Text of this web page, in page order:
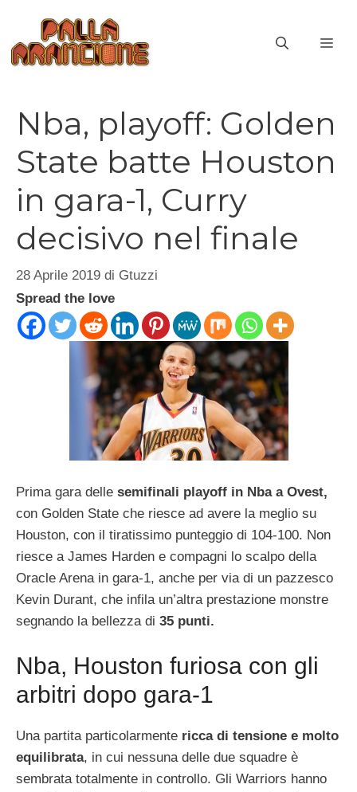
contenuto
Nba, playoff: Golden
State batte Houston
in gara-1, Curry
decisivo nel finale
28 Aprile 2019 di Gtuzzi
Spread the love
Prima gara delle semifinali playoff in Nba a Ovest,
con Golden State che riesce ad avere la meglio su
Houston, con il tiratissimo punteggio di 104-100. Non
riesce a James Harden e compagni lo scalpo della
Oracle Arena in gara-1, anche per via di un pazzesco
Kevin Durant, che infila un’altra prestazione monstre
segnando la bellezza di 35 punti.
Nba, Houston furiosa con gli
arbitri dopo gara-1
Una partita particolarmente ricca di tensione e molto
equilibrata, in cui nessuna delle due squadre è
sembrata totalmente in controllo. Gli Warriors hanno